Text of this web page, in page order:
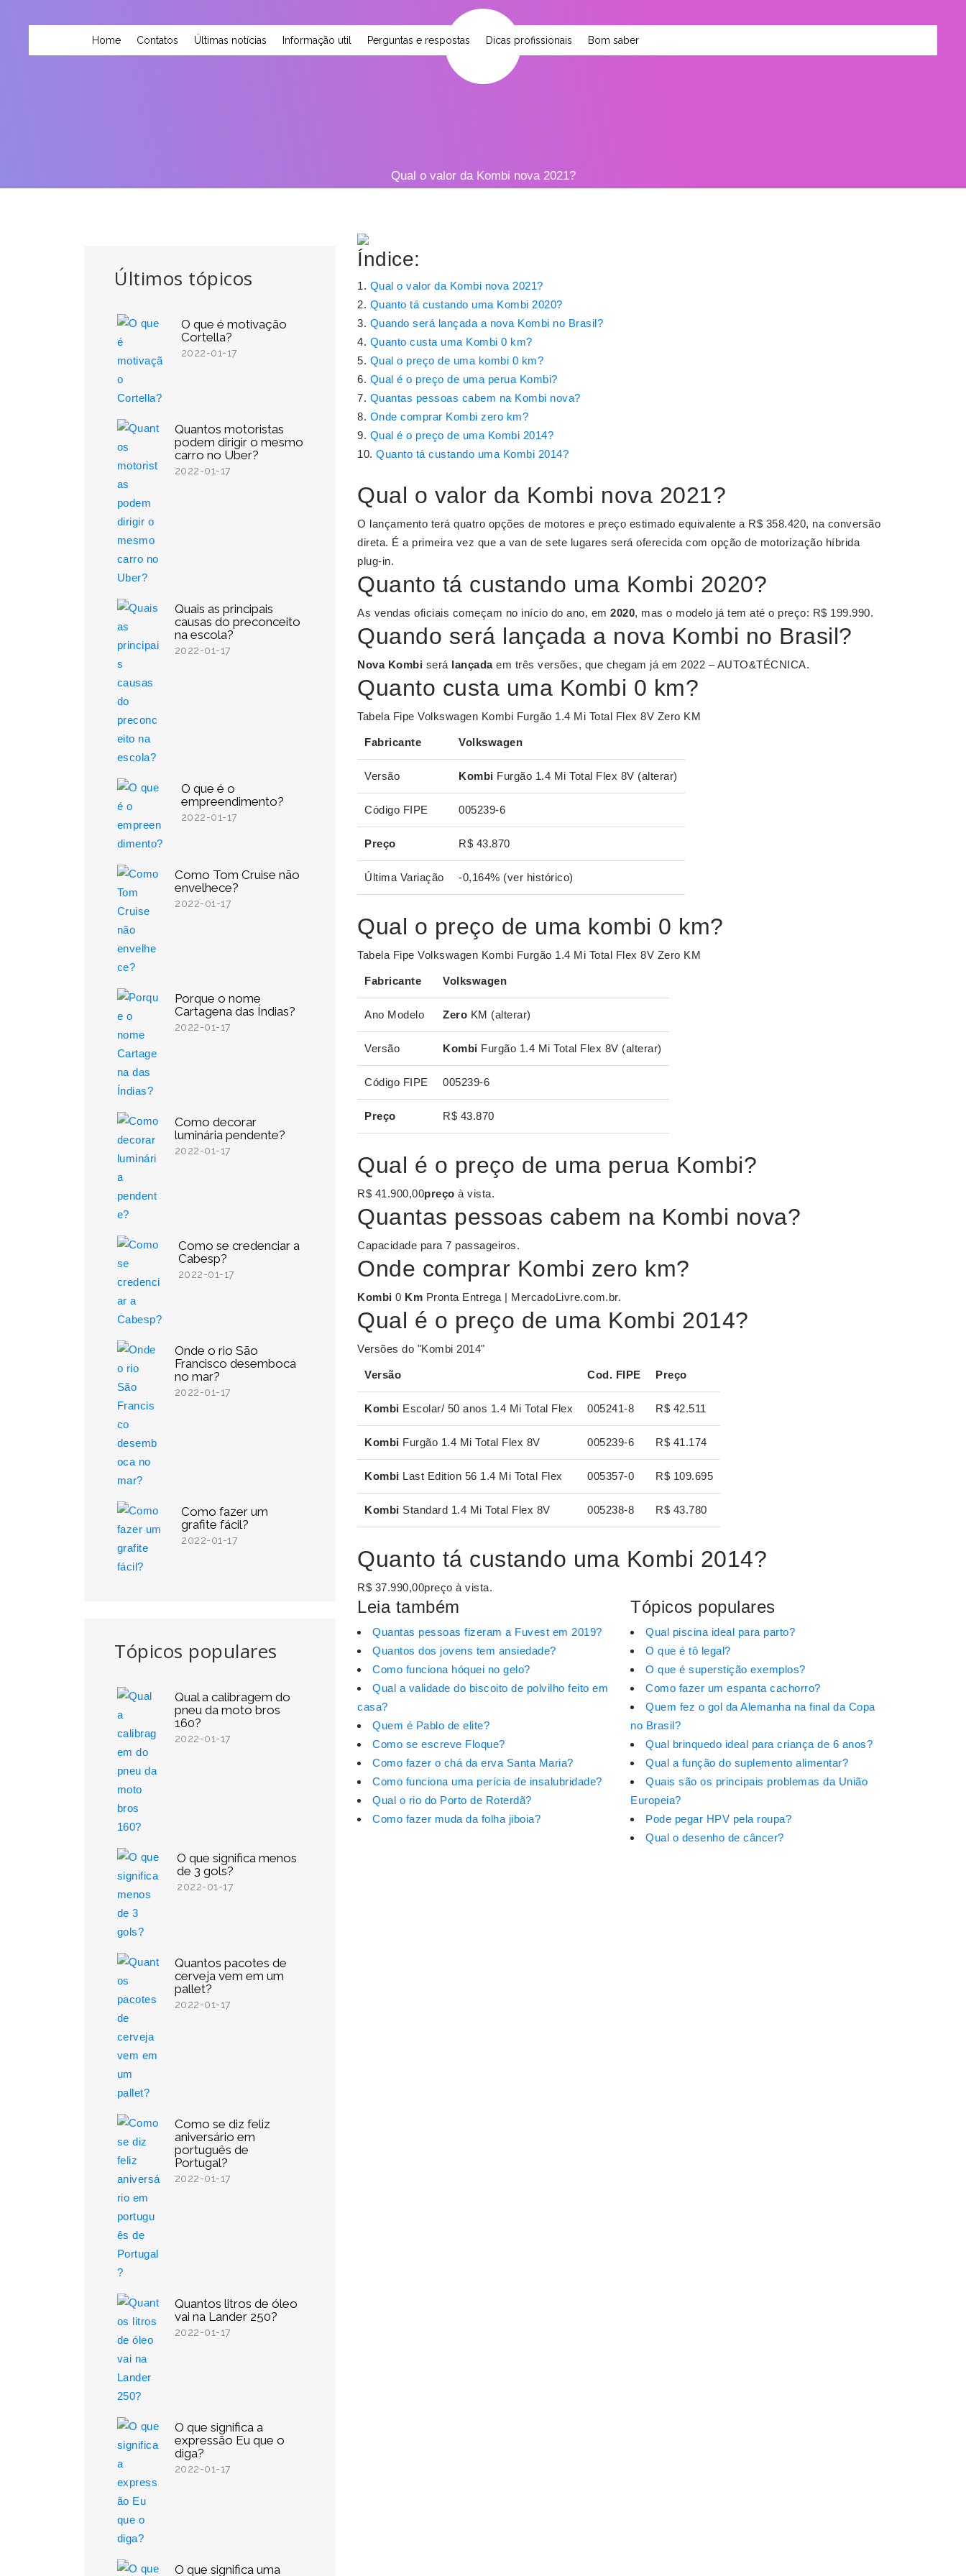
Home Contatos Últimas notícias Informação util Perguntas e respostas Dicas profissionais Bom saber
Qual o valor da Kombi nova 2021?
Últimos tópicos
O que é motivação
Cortella?
2022-01-17
Quantos motoristas
podem dirigir o mesmo
carro no Uber?
2022-01-17
Quais as principais
causas do preconceito
na escola?
2022-01-17
O que é o
empreendimento?
2022-01-17
Como Tom Cruise não
envelhece?
2022-01-17
Porque o nome
Cartagena das Índias?
2022-01-17
Como decorar
luminária pendente?
2022-01-17
Como se credenciar a
Cabesp?
2022-01-17
Onde o rio São
Francisco desemboca
no mar?
2022-01-17
Como fazer um
grafite fácil?
2022-01-17
Tópicos populares
Qual a calibragem do
pneu da moto bros
160?
2022-01-17
O que significa menos
de 3 gols?
2022-01-17
Quantos pacotes de
cerveja vem em um
pallet?
2022-01-17
Como se diz feliz
aniversário em
português de
Portugal?
2022-01-17
Quantos litros de óleo
vai na Lander 250?
2022-01-17
O que significa a
expressão Eu que o
diga?
2022-01-17
O que significa uma
Índice:
Qual o valor da Kombi nova 2021?
Quanto tá custando uma Kombi 2020?
Quando será lançada a nova Kombi no Brasil?
Quanto custa uma Kombi 0 km?
Qual o preço de uma kombi 0 km?
Qual é o preço de uma perua Kombi?
Quantas pessoas cabem na Kombi nova?
Onde comprar Kombi zero km?
Qual é o preço de uma Kombi 2014?
Quanto tá custando uma Kombi 2014?
Qual o valor da Kombi nova 2021?
O lançamento terá quatro opções de motores e preço estimado equivalente a R$ 358.420, na conversão
direta. É a primeira vez que a van de sete lugares será oferecida com opção de motorização híbrida
plug-in.
Quanto tá custando uma Kombi 2020?
As vendas oficiais começam no início do ano, em 2020, mas o modelo já tem até o preço: R$ 199.990.
Quando será lançada a nova Kombi no Brasil?
Nova Kombi será lançadaem três versões, que chegam já em 2022 – AUTO&TÉCNICA.
Quanto custa uma Kombi 0 km?
Tabela Fipe Volkswagen Kombi Furgão 1.4 Mi Total Flex 8V Zero KM
Fabricante Volkswagen
Versão Kombi Furgão 1.4 Mi Total Flex 8V (alterar)
Código FIPE 005239-6
Preço R$ 43.870
Última Variação -0,164% (ver histórico)
Qual o preço de uma kombi 0 km?
Tabela Fipe Volkswagen Kombi Furgão 1.4 Mi Total Flex 8V Zero KM
Fabricante Volkswagen
Ano Modelo Zero KM (alterar)
Versão Kombi Furgão 1.4 Mi Total Flex 8V (alterar)
Código FIPE 005239-6
Preço R$ 43.870
Qual é o preço de uma perua Kombi?
R$ 41.900,00preço à vista.
Quantas pessoas cabem na Kombi nova?
Capacidade para 7 passageiros.
Onde comprar Kombi zero km?
Kombi 0 Km Pronta Entrega | MercadoLivre.com.br.
Qual é o preço de uma Kombi 2014?
Versões do "Kombi 2014"
Versão Cod. FIPE Preço
Kombi Escolar/ 50 anos 1.4 Mi Total Flex 005241-8 R$ 42.511
Kombi Furgão 1.4 Mi Total Flex 8V 005239-6 R$ 41.174
Kombi Last Edition 56 1.4 Mi Total Flex 005357-0 R$ 109.695
Kombi Standard 1.4 Mi Total Flex 8V 005238-8 R$ 43.780
Quanto tá custando uma Kombi 2014?
R$ 37.990,00preço à vista.
Leia também
Quantas pessoas fizeram a Fuvest em 2019?
Quantos dos jovens tem ansiedade?
Como funciona hóquei no gelo?
Qual a validade do biscoito de polvilho feito em
casa?
Quem é Pablo de elite?
Como se escreve Floque?
Como fazer o chá da erva Santa Maria?
Como funciona uma perícia de insalubridade?
Qual o rio do Porto de Roterdã?
Como fazer muda da folha jiboia?
Tópicos populares
Qual piscina ideal para parto?
O que é tô legal?
O que é superstição exemplos?
Como fazer um espanta cachorro?
Quem fez o gol da Alemanha na final da Copa
no Brasil?
Qual brinquedo ideal para criança de 6 anos?
Qual a função do suplemento alimentar?
Quais são os principais problemas da União
Europeia?
Pode pegar HPV pela roupa?
Qual o desenho de câncer?